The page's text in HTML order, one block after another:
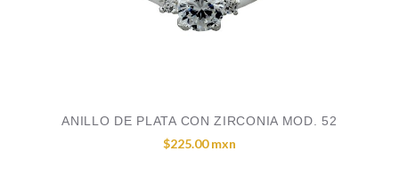
ANILLO DE PLATA CON ZIRCONIA MOD. 52
$225.00 mxn